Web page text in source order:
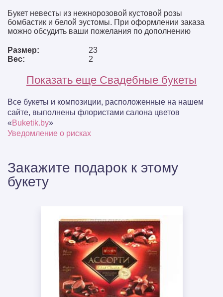
Букет невесты из нежнорозовой кустовой розы
бомбастик и белой эустомы. При оформлении заказа
можно обсудить ваши пожелания по дополнению
Размер:
23
Вес:
2
Показать еще Свадебные букеты
Все букеты и композиции, расположенные на нашем
сайте, выполнены флористами салона цветов
«Buketik.by»
Уведомление о рисках
Закажите подарок к этому
букету